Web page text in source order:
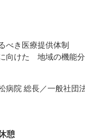
べき医療提供体制
向けた 地域の機能
病院 総長／一般社団
憩